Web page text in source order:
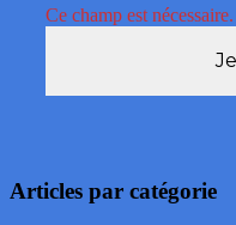
Ce champ est nécessaire.
Articles par catégorie